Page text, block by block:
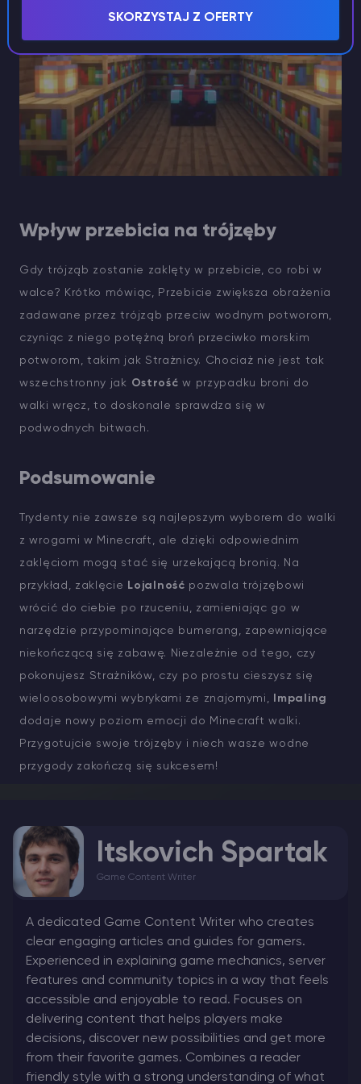
Wpływ przebicia na trójzęby
Gdy trójząb zostanie zaklęty w przebicie, co robi w
walce? Krótko mówiąc, Przebicie zwiększa obrażenia
zadawane przez trójząb przeciw wodnym potworom,
czyniąc z niego potężną broń przeciwko morskim
potworom, takim jak Strażnicy. Chociaż nie jest tak
wszechstronny jak Ostrość w przypadku broni do
walki wręcz, to doskonale sprawdza się w
podwodnych bitwach.
Podsumowanie
Trydenty nie zawsze są najlepszym wyborem do walki
z wrogami w Minecraft, ale dzięki odpowiednim
zaklęciom mogą stać się urzekającą bronią. Na
przykład, zaklęcie
Lojalność pozwala trójzębowi
wrócić do ciebie po rzuceniu, zamieniając go w
narzędzie przypominające bumerang, zapewniające
niekończącą się zabawę. Niezależnie od tego, czy
pokonujesz Strażników, czy po prostu cieszysz się
wieloosobowymi wybrykami ze znajomymi,
Impaling
dodaje nowy poziom emocji do Minecraft walki.
Przygotujcie swoje trójzęby i niech wasze wodne
przygody zakończą się sukcesem!
Itskovich Spartak
Game Content Writer
A dedicated Game Content Writer who creates
clear engaging articles and guides for gamers.
Experienced in explaining game mechanics, server
features and community topics in a way that feels
accessible and enjoyable to read. Focuses on
delivering content that helps players make
decisions, discover new possibilities and get more
from their favorite games. Combines a reader
friendly style with a strong understanding of what
SKORZYSTAJ Z OFERTY